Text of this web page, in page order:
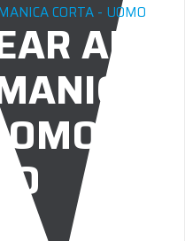
CORTA - UOMO
ALL
–